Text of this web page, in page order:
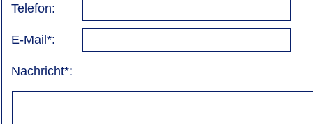
Telefon:
E-Mail*:
Nachricht*: